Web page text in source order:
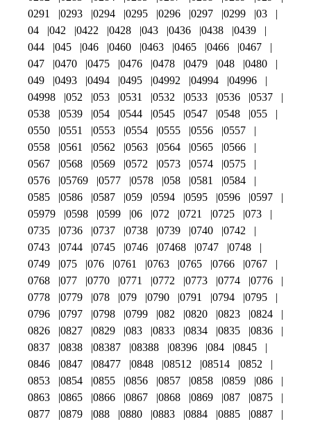
0291
0293 0294 0295 0296 0297 0299
03
04
042 0422 0428 043 0436 0438
0439
044
045 046 0460 0463 0465 0466
0467
047
0470 0475 0476 0478 0479 048
0480
049
0493 0494 0495 04992 04994
04996
04998
052 053 0531 0532 0533 0536
0537
0538
0539 054 0544 0545 0547 0548
055
0550
0551 0553 0554 0555 0556
0557
0558
0561 0562 0563 0564 0565
0566
0567
0568 0569 0572 0573 0574
0575
0576
05769 0577 0578 058 0581
0584
0585
0586 0587 059 0594 0595 0596
0597
05979
0598 0599 06 072 0721 0725
073
0735
0736 0737 0738 0739 0740
0742
0743
0744 0745 0746 07468 0747
0748
0749
075 076 0761 0763 0765 0766
0767
0768
077 0770 0771 0772 0773 0774
0776
0778
0779 078 079 0790 0791 0794
0795
0796
0797 0798 0799 082 0820 0823
0824
0826
0827 0829 083 0833 0834 0835
0836
0837
0838 08387 08388 08396 084
0845
0846
0847 08477 0848 08512 08514
0852
0853
0854 0855 0856 0857 0858 0859
086
0863
0865 0866 0867 0868 0869 087
0875
0877
0879 088 0880 0883 0884 0885
0887